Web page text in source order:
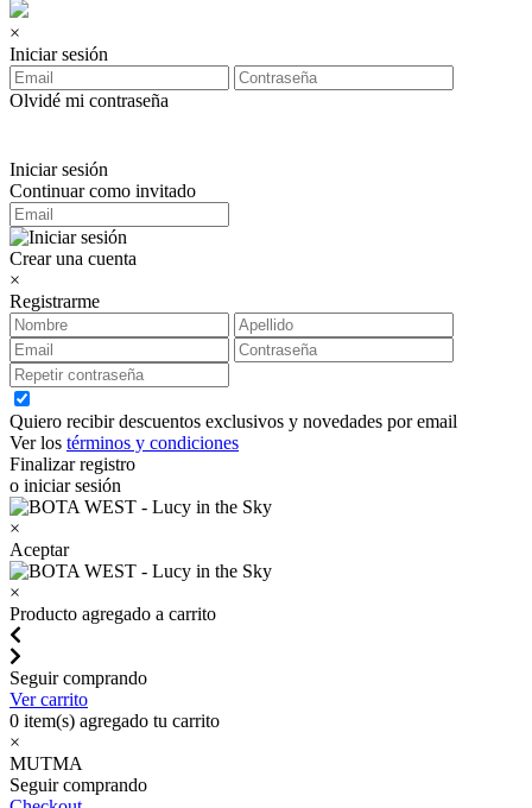
×
Iniciar sesión
Olvidé mi contraseña
Iniciar sesión
Continuar como invitado
Crear una cuenta
×
Registrarme
Quiero recibir descuentos exclusivos y novedades por email
Ver los términos y condiciones
Finalizar registro
o iniciar sesión
×
Aceptar
×
Producto agregado a carrito
Seguir comprando
Ver carrito
0 item(s) agregado tu carrito
×
MUTMA
Seguir comprando